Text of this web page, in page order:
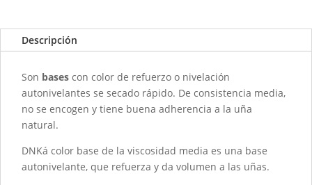
30ML
Descripción
Son bases con color de refuerzo o nivelación
autonivelantes se secado rápido. De consistencia media,
no se encogen y tiene buena adherencia a la uña
natural.
DNKá color base de la viscosidad media es una base
autonivelante, que refuerza y da volumen a las uñas.